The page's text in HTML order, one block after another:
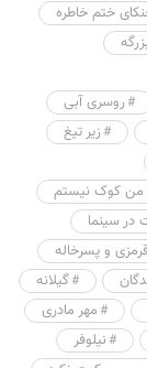
ختم خاطره
روسری آبی
زیر تیغ
من کوک نیستم
در سینما
و پسرخاله
گیلانه
مهر مادری
نیلوفر